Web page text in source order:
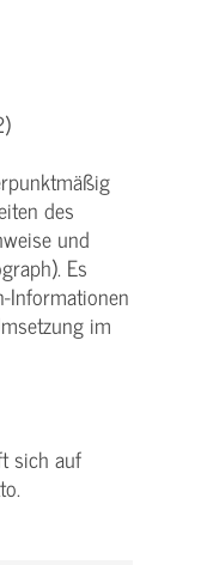
des
und
Es
Informationen
im
sich auf